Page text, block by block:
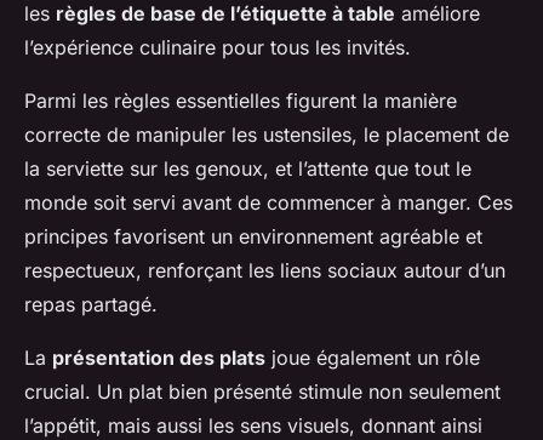
les règles de base de l’étiquette à table améliore
l’expérience culinaire pour tous les invités.
Parmi les règles essentielles figurent la manière
correcte de manipuler les ustensiles, le placement de
la serviette sur les genoux, et l’attente que tout le
monde soit servi avant de commencer à manger. Ces
principes favorisent un environnement agréable et
respectueux, renforçant les liens sociaux autour d’un
repas partagé.
La présentation des plats joue également un rôle
crucial. Un plat bien présenté stimule non seulement
l’appétit, mais aussi les sens visuels, donnant ainsi